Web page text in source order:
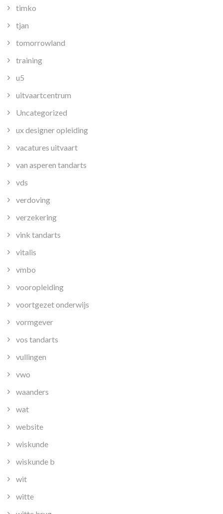
timko
tjan
tomorrowland
training
u5
uitvaartcentrum
Uncategorized
ux designer opleiding
vacatures uitvaart
van asperen tandarts
vds
verdoving
verzekering
vink tandarts
vitalis
vmbo
vooropleiding
voortgezet onderwijs
vormgever
vos tandarts
vullingen
vwo
waanders
wat
website
wiskunde
wiskunde b
wit
witte